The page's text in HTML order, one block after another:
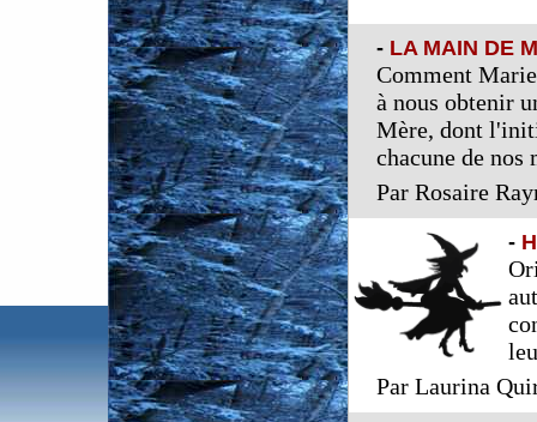
- LA MAIN DE
Comment
à nous obtenir
Mère, dont
chacune de nos
Par Rosaire
-
Par Laurina